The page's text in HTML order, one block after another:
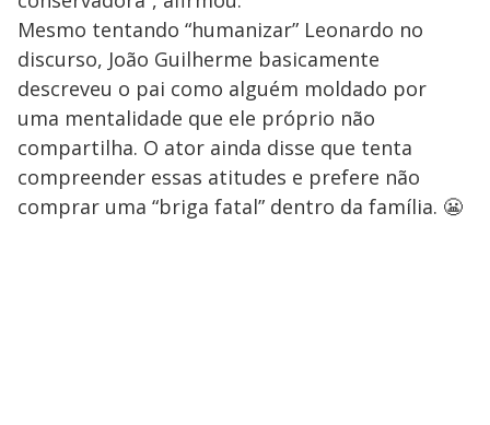
Mesmo tentando “humanizar” Leonardo no
discurso, João Guilherme basicamente
descreveu o pai como alguém moldado por
uma mentalidade que ele próprio não
compartilha. O ator ainda disse que tenta
compreender essas atitudes e prefere não
comprar uma “briga fatal” dentro da família. 😬